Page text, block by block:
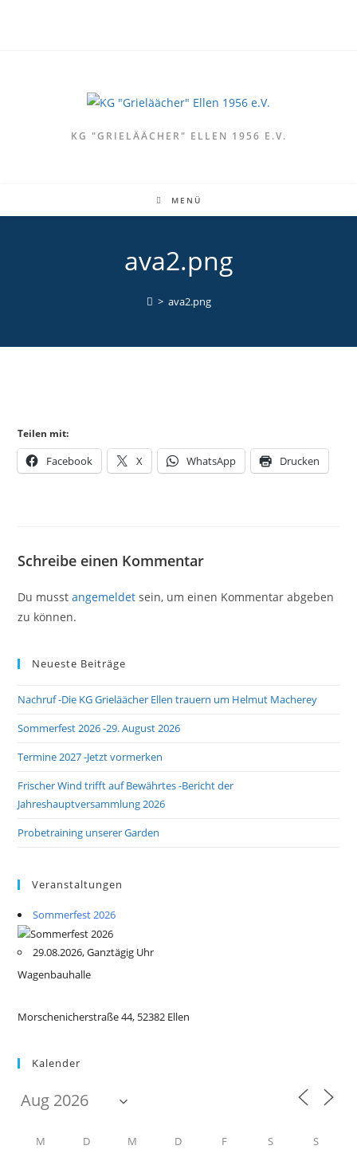
KG "GRIELÄÄCHER" ELLEN 1956 E.V.
MENÜ
ava2.png
> ava2.png
Teilen mit:
Facebook X WhatsApp Drucken
Schreibe einen Kommentar
Du musstangemeldet sein, um einen Kommentar abgeben
zu können.
Neueste Beiträge
Nachruf -Die KG Grieläächer Ellen trauern um Helmut Macherey
Sommerfest 2026 -29. August 2026
Termine 2027 -Jetzt vormerken
Frischer Wind trifft auf Bewährtes -Bericht der
Jahreshauptversammlung 2026
Probetraining unserer Garden
Veranstaltungen
Sommerfest 2026
29.08.2026, Ganztägig Uhr
Wagenbauhalle
Morschenicherstraße 44, 52382 Ellen
Kalender
M D M D F S S